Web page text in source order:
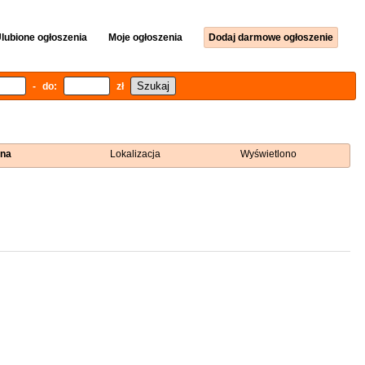
ogłoszenia Moje ogłoszenia Dodaj darmowe ogłoszenie
- do: zł
Lokalizacja Wyświetlono